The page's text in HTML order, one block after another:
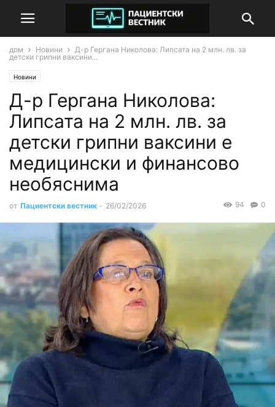
дом Новини
Д-р Гергана Николова: Липсата на 2 млн. лв. за
детски грипни ваксини...
Новини
Д-р Гергана Николова:
Липсата на 2 млн. лв. за
детски грипни ваксини е
медицински и финансово
необяснима
от Пациентски вестник - 26/02/2026 0
94